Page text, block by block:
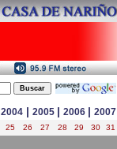
2004 | 2005 | 2006 | 2007
25 26 27 28 29 30 31